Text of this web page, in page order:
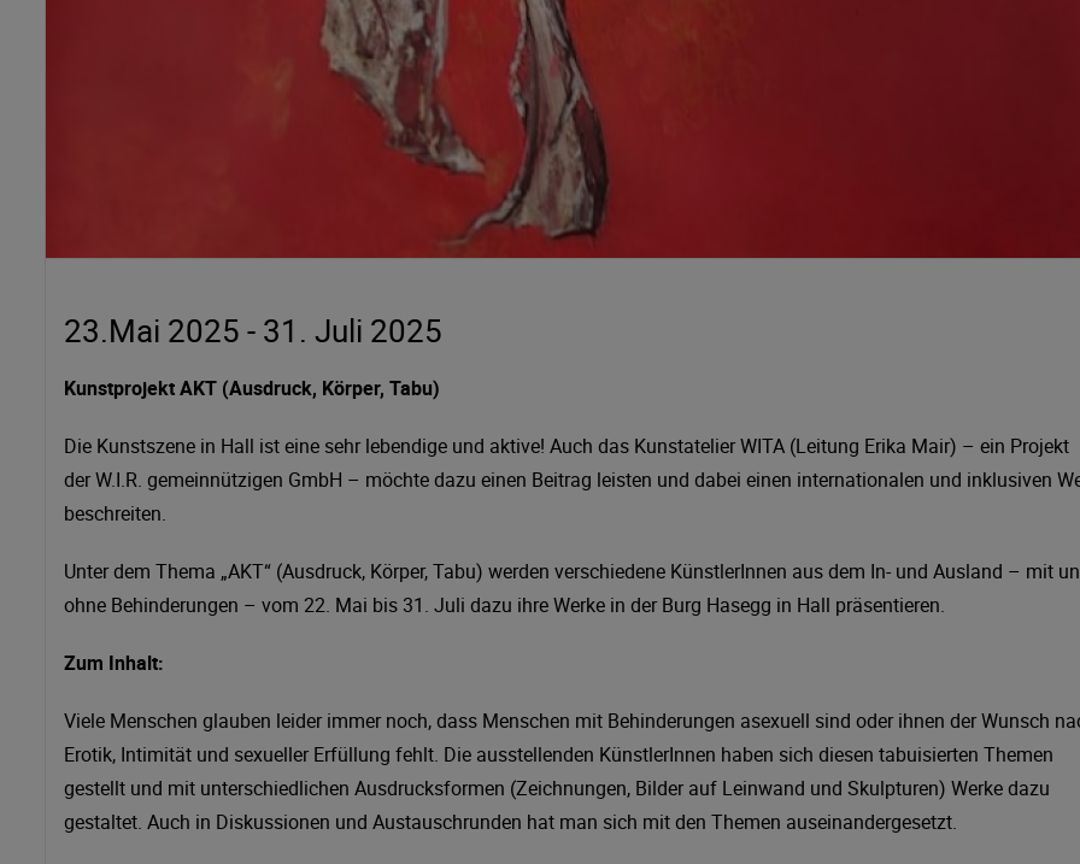
23.Mai 2025 - 31. Juli 2025
Kunstprojekt AKT (Ausdruck, Körper, Tabu)
Die Kunstszene in Hall ist eine sehr lebendige und aktive! Auch das Kunstatelier WITA (Leitung Erika Mair) – ein Projekt
der W.I.R. gemeinnützigen GmbH – möchte dazu einen Beitrag leisten und dabei einen internationalen und inklusiven
beschreiten.
Unter dem Thema „AKT“ (Ausdruck, Körper, Tabu) werden verschiedene KünstlerInnen aus dem In- und Ausland – mit
ohne Behinderungen – vom 22. Mai bis 31. Juli dazu ihre Werke in der Burg Hasegg in Hall präsentieren.
Zum Inhalt:
Viele Menschen glauben leider immer noch, dass Menschen mit Behinderungen asexuell sind oder ihnen der Wunsch
Erotik, Intimität und sexueller Erfüllung fehlt. Die ausstellenden KünstlerInnen haben sich diesen tabuisierten Themen
gestellt und mit unterschiedlichen Ausdrucksformen (Zeichnungen, Bilder auf Leinwand und Skulpturen) Werke dazu
gestaltet. Auch in Diskussionen und Austauschrunden hat man sich mit den Themen auseinandergesetzt.